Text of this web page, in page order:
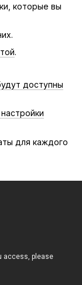
которые вы
.
доступны
для каждого